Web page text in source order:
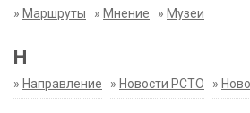
» Маршруты » Мнение » Музеи
Н
» Направление » Новости РСТО »